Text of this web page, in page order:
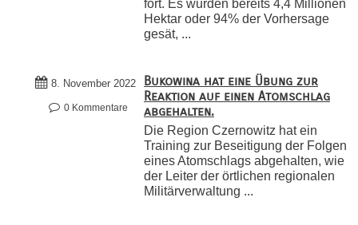
fort. Es wurden bereits 4,4 Millionen
Hektar oder 94% der Vorhersage
gesät, ...
8. November 2022
0 Kommentare
Bukowina hat eine Übung zur
Reaktion auf einen Atomschlag
abgehalten.
Die Region Czernowitz hat ein
Training zur Beseitigung der Folgen
eines Atomschlags abgehalten, wie
der Leiter der örtlichen regionalen
Militärverwaltung ...